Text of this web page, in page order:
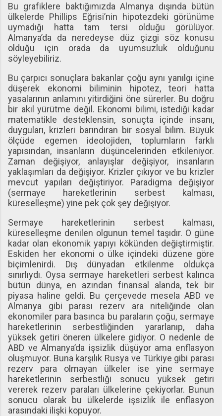
Bu grafiklere baktığımızda Almanya dışında bütün
ülkelerde Phillips Eğrisi’nin hipotezdeki görünüme
uymadığı hatta tam tersi olduğu görülüyor.
Almanya’da da neredeyse düz çizgi söz konusu
olduğu için orada da uyumsuzluk olduğunu
söyleyebiliriz.
Bu çarpıcı sonuçlara bakanlar çoğu aynı yanılgı içine
düşerek ekonomi biliminin hipotez, teori hatta
yasalarının anlamını yitirdiğini öne sürerler. Bu doğru
bir akıl yürütme değil. Ekonomi bilimi, istediği kadar
matematikle desteklensin, sonuçta içinde insanı,
duyguları, krizleri barındıran bir sosyal bilim. Büyük
ölçüde egemen ideolojiden, toplumların farklı
yapısından, insanların düşüncelerinden etkileniyor.
Zaman değişiyor, anlayışlar değişiyor, insanların
yaklaşımları da değişiyor. Krizler çıkıyor ve bu krizler
mevcut yapıları değiştiriyor. Paradigma değişiyor
(sermaye hareketlerinin serbest kalması,
küreselleşme) yine pek çok şey değişiyor.
Sermaye hareketlerinin serbest kalması,
küreselleşme denilen olgunun temel taşıdır. O güne
kadar olan ekonomik yapıyı kökünden değiştirmiştir.
Eskiden her ekonomi o ülke içindeki düzene göre
biçimlenirdi. Dış dünyadan etkilenme oldukça
sınırlıydı. Oysa sermaye hareketleri serbest kalınca
bütün dünya, en azından finansal alanda, tek bir
piyasa haline geldi. Bu çerçevede mesela ABD ve
Almanya gibi parası rezerv ara niteliğinde olan
ekonomiler para basınca bu paraların çoğu, sermaye
hareketlerinin serbestliğinden yararlanıp, daha
yüksek getiri öneren ülkelere gidiyor. O nedenle de
ABD ve Almanya’da işsizlik düşüyor ama enflasyon
oluşmuyor. Buna karşılık Rusya ve Türkiye gibi parası
rezerv para olmayan ülkeler ise yine sermaye
hareketlerinin serbestliği sonucu yüksek getiri
vererek rezerv paraları ülkelerine çekiyorlar. Bunun
sonucu olarak bu ülkelerde işsizlik ile enflasyon
arasındaki ilişki kopuyor.